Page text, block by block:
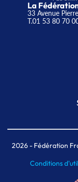
La
33 Avenue
T.01 53 80 70
2026- Fédération
Conditions